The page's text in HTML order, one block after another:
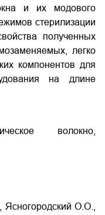
и их модового
стерилизации
полученных
легко
компонентов для
на длине
волокно,
О.О.,